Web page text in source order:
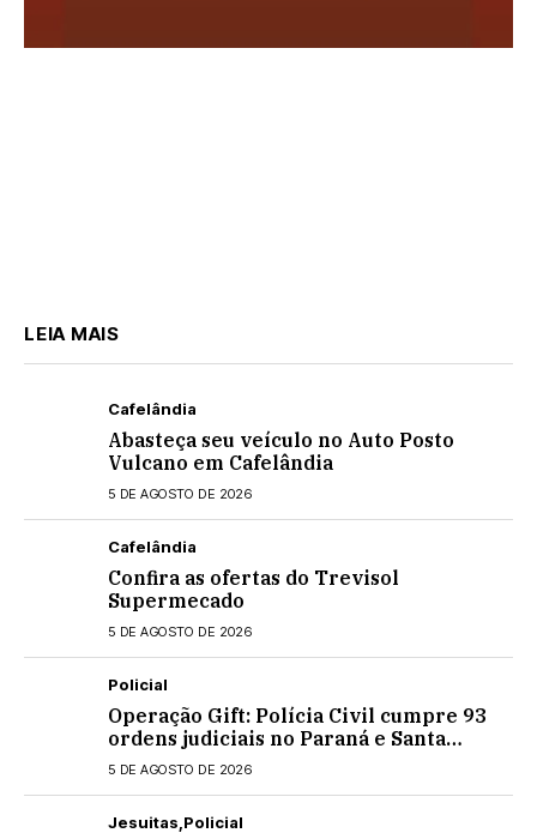
LEIA MAIS
Cafelândia
Abasteça seu veículo no Auto Posto
Vulcano em Cafelândia
5 DE AGOSTO DE 2026
Cafelândia
Confira as ofertas do Trevisol
Supermecado
5 DE AGOSTO DE 2026
Policial
Operação Gift: Polícia Civil cumpre 93
ordens judiciais no Paraná e Santa
Catarina
5 DE AGOSTO DE 2026
Jesuitas Policial